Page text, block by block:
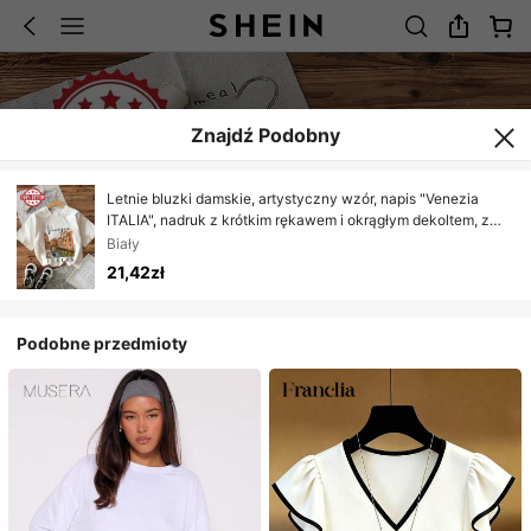
Znajdź Podobny
Letnie bluzki damskie, artystyczny wzór, napis "Venezia
ITALIA", nadruk z krótkim rękawem i okrągłym dekoltem, z
czystej bawełny, Y2K, T-shirt, Koningsdag
Biały
21,42zł
Podobne przedmioty